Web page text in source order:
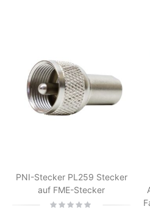
PNI-Stecker PL259 Stecker
auf FME-Stecker
Rating: